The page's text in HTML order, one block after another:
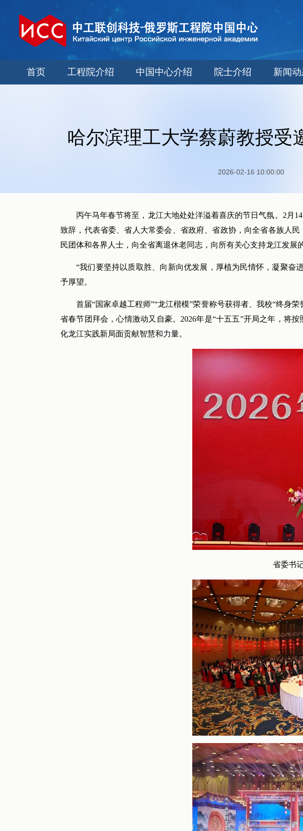
首页 工程院介绍 中国中心介绍 院士介绍 新闻
哈尔滨理工大学蔡蔚教授受
2026-02-16 10:00:00
丙午马年春节将至，龙江大地处处洋溢着喜庆的节日气氛。2月
致辞，代表省委、省人大常委会、省政府、省政协，向全省各族人
民团体和各界人士，向全省离退休老同志，向所有关心支持龙江发展
“我们要坚持以质取胜、向新向优发展，厚植为民情怀，凝聚奋
予厚望。
首届“国家卓越工程师”“龙江楷模”荣誉称号获得者、我校“终身
省春节团拜会，心情激动又自豪。2026年是“十五五”开局之年，将
化龙江实践新局面贡献智慧和力量。
省委书